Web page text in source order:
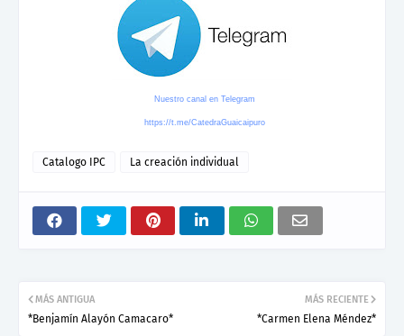
Nuestro canal en Telegram
https://t.me/CatedraGuaicaipuro
Catalogo IPC La creación individual
MÁS RECIENTE
*Carmen Elena Méndez*
MÁS ANTIGUA
*Benjamín Alayón Camacaro*